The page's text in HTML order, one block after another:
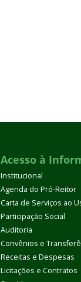
Acesso à
Institucional
Agenda do Pró-Reitor
Carta de Serviços ao
Participação Social
Auditoria
Convênios e
Receitas e Despesas
Licitações e Contratos